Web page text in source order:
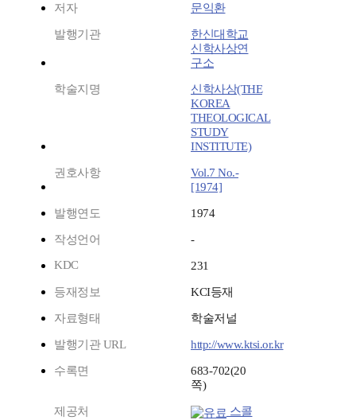
저자 문익환
발행기관
한신대학교
신학사상연
구소
학술지명
신학사상(THE
KOREA
THEOLOGICAL
STUDY
INSTITUTE)
권호사항
Vol.7 No.-
[1974]
발행연도 1974
작성언어
-
KDC
231
등재정보 KCI등재
자료형태 학술저널
발행기관 URL http://www.ktsi.or.kr
수록면
683-702(20
쪽)
제공처
스콜